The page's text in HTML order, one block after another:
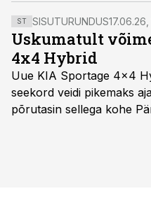
ST SISUTURUNDUS17.06.26,
Uskumatult
4x4 Hybrid
Uue KIA Sportage 4x4
seekord veidi pikemaks
põrutasin sellega kohe